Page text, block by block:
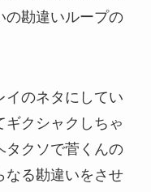
の勘違いループの
イのネタにしてい
ギクシャクしちゃ
タクソで菅くんの
なる勘違いをさせ